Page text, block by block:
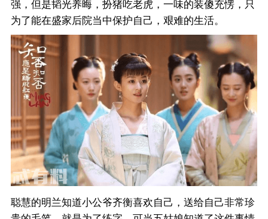
强，但是韬光养晦，扮猪吃老虎，一味的装傻充愣，只
为了能在盛家后院当中保护自己，艰难的生活。
聪慧的明兰知道小公爷齐衡喜欢自己，送给自己非常珍